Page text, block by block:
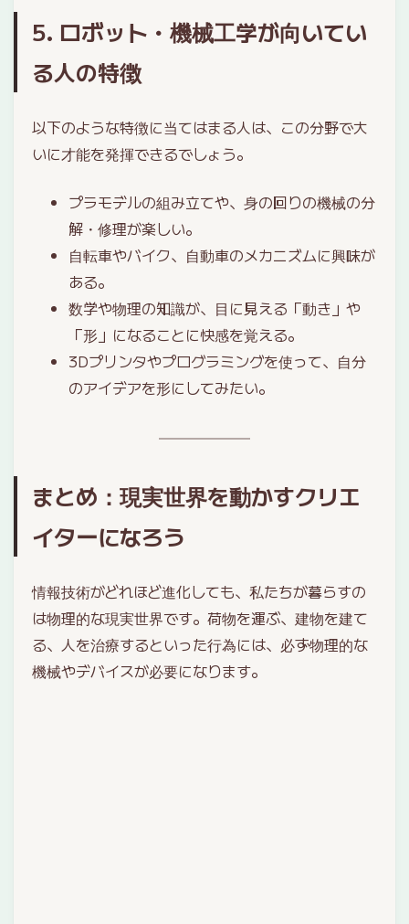
5. ロボット・機械工学が向いてい
る人の特徴
以下のような特徴に当てはまる人は、この分野で大
いに才能を発揮できるでしょう。
プラモデルの組み立てや、身の回りの機械の分
解・修理が楽しい。
自転車やバイク、自動車のメカニズムに興味が
ある。
数学や物理の知識が、目に見える「動き」や
「形」になることに快感を覚える。
3Dプリンタやプログラミングを使って、自分
のアイデアを形にしてみたい。
まとめ：現実世界を動かすクリエ
イターになろう
情報技術がどれほど進化しても、私たちが暮らすの
は物理的な現実世界です。荷物を運ぶ、建物を建て
る、人を治療するといった行為には、必ず物理的な
機械やデバイスが必要になります。